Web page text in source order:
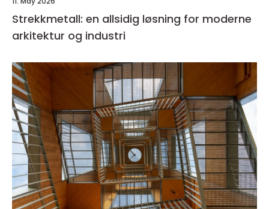
Strekkmetall: en allsidig løsning for moderne
arkitektur og industri